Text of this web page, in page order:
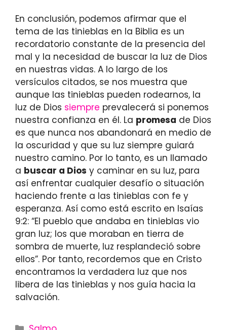
En conclusión, podemos afirmar que el
tema de las tinieblas en la Biblia es un
recordatorio constante de la presencia del
mal y la necesidad de buscar la luz de Dios
en nuestras vidas. A lo largo de los
versículos citados, se nos muestra que
aunque las tinieblas pueden rodearnos, la
luz de Dios siempre prevalecerá si ponemos
nuestra confianza en él. La promesa de Dios
es que nunca nos abandonará en medio de
la oscuridad y que su luz siempre guiará
nuestro camino. Por lo tanto, es un llamado
a buscar a Dios y caminar en su luz, para
así enfrentar cualquier desafío o situación
haciendo frente a las tinieblas con fe y
esperanza. Así como está escrito en Isaías
9:2: “El pueblo que andaba en tinieblas vio
gran luz; los que moraban en tierra de
sombra de muerte, luz resplandeció sobre
ellos”. Por tanto, recordemos que en Cristo
encontramos la verdadera luz que nos
libera de las tinieblas y nos guía hacia la
salvación.
Categories